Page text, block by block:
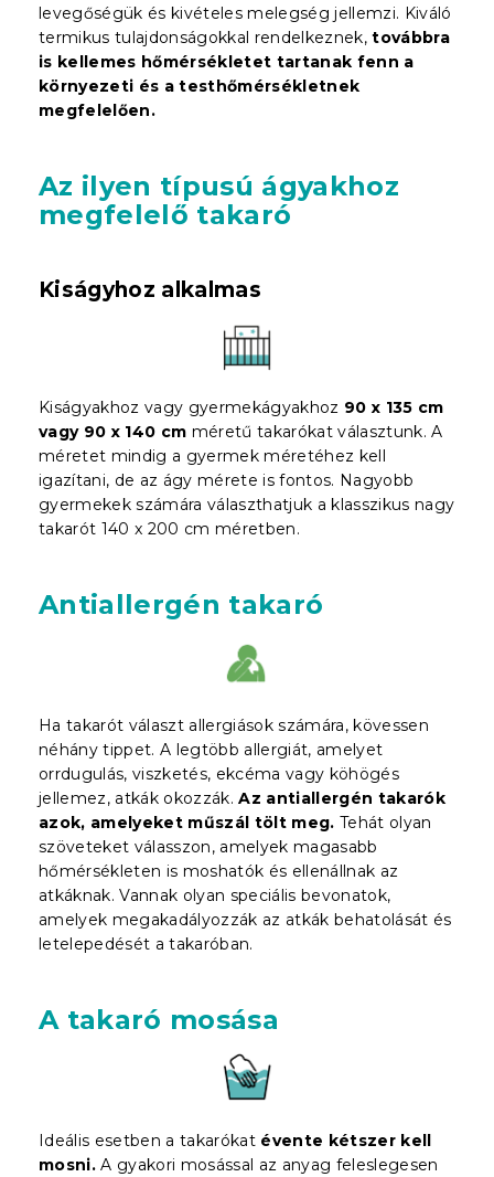
levegőségük és kivételes melegség jellemzi. Kiváló
termikus tulajdonságokkal rendelkeznek, továbbra
is kellemes hőmérsékletet tartanak fenn a
környezeti és a testhőmérsékletnek
megfelelően.
Az ilyen típusú ágyakhoz
megfelelő takaró
Kiságyhoz alkalmas
Kiságyakhoz vagy gyermekágyakhoz 90 x 135 cm
vagy 90 x 140 cm méretű takarókat választunk. A
méretet mindig a gyermek méretéhez kell
igazítani, de az ágy mérete is fontos. Nagyobb
gyermekek számára választhatjuk a klasszikus nagy
takarót 140 x 200 cm méretben.
Antiallergén takaró
Ha takarót választ allergiások számára, kövessen
néhány tippet. A legtöbb allergiát, amelyet
orrdugulás, viszketés, ekcéma vagy köhögés
jellemez, atkák okozzák.Az antiallergén takarók
azok, amelyeket műszál tölt meg. Tehát olyan
szöveteket válasszon, amelyek magasabb
hőmérsékleten is moshatók és ellenállnak az
atkáknak. Vannak olyan speciális bevonatok,
amelyek megakadályozzák az atkák behatolását és
letelepedését a takaróban.
A takaró mosása
Ideális esetben a takarókat évente kétszer kell
mosni. A gyakori mosással az anyag feleslegesen